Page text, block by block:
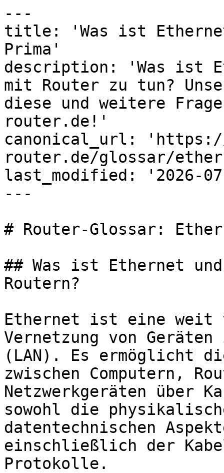
---
title: 'Was ist
Prima'
description: 'Was ist
mit Router zu tun?
diese und weitere
router.de!'
canonical_url: 'https://
router.de/glossar/
last_modified: '2026-
---
# Router-Glossar:
## Was ist Ethernet
Routern?
Ethernet ist eine weit
Vernetzung von
(LAN). Es ermöglicht
zwischen Computern,
Netzwerkgeräten über
sowohl die
datentechnischen
einschließlich der
Protokolle.